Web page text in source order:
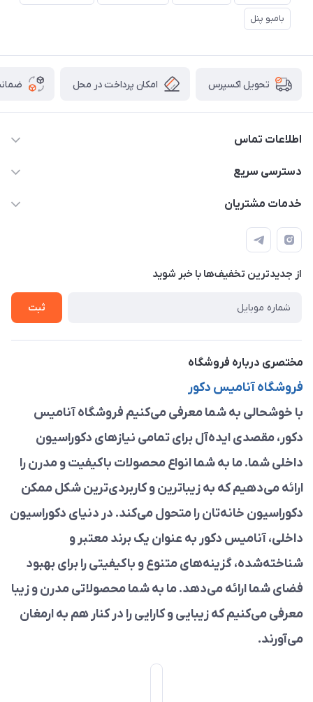
بامبو پنل
تحویل اکسپرس امکان پرداخت در محل
اطلاعات تماس
09913878908 _ 09201096459 _ 021.28424157
دسترسی سریع
حساب کاربری
لیست محصولات
درباره ما
خدمات مشتریان
قوانین و مقررات
حریم خصوصی
راهنما
از جدید‌ترین تخفیف‌ها با‌ خبر شوید
ثبت
مختصری درباره فروشگاه
فروشگاه آنامیس دکور
با خوشحالی به شما معرفی می‌کنیم فروشگاه آنامیس
دکور، مقصدی ایده‌آل برای تمامی نیازهای دکوراسیون
داخلی شما. ما به شما انواع محصولات باکیفیت و مدرن را
ارائه می‌دهیم که به زیباترین و کاربردی‌ترین شکل ممکن
دکوراسیون خانه‌تان را متحول می‌کند. در دنیای دکوراسیون
داخلی، آنامیس دکور به عنوان یک برند معتبر و
شناخته‌شده، گزینه‌های متنوع و باکیفیتی را برای بهبود
فضای شما ارائه می‌دهد. ما به شما محصولاتی مدرن و زیبا
معرفی می‌کنیم که زیبایی و کارایی را در کنار هم به ارمغان
می‌آورند.